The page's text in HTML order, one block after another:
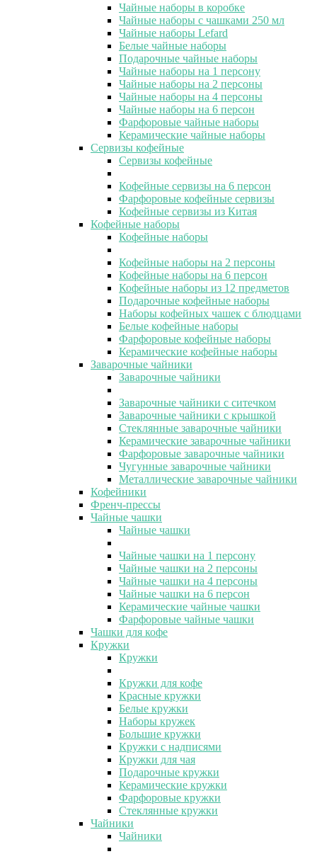
Чайные наборы в коробке
Чайные наборы с чашками 250 мл
Чайные наборы Lefard
Белые чайные наборы
Подарочные чайные наборы
Чайные наборы на 1 персону
Чайные наборы на 2 персоны
Чайные наборы на 4 персоны
Чайные наборы на 6 персон
Фарфоровые чайные наборы
Керамические чайные наборы
Сервизы кофейные
Сервизы кофейные
Кофейные сервизы на 6 персон
Фарфоровые кофейные сервизы
Кофейные сервизы из Китая
Кофейные наборы
Кофейные наборы
Кофейные наборы на 2 персоны
Кофейные наборы на 6 персон
Кофейные наборы из 12 предметов
Подарочные кофейные наборы
Наборы кофейных чашек с блюдцами
Белые кофейные наборы
Фарфоровые кофейные наборы
Керамические кофейные наборы
Заварочные чайники
Заварочные чайники
Заварочные чайники с ситечком
Заварочные чайники с крышкой
Стеклянные заварочные чайники
Керамические заварочные чайники
Фарфоровые заварочные чайники
Чугунные заварочные чайники
Металлические заварочные чайники
Кофейники
Френч-прессы
Чайные чашки
Чайные чашки
Чайные чашки на 1 персону
Чайные чашки на 2 персоны
Чайные чашки на 4 персоны
Чайные чашки на 6 персон
Керамические чайные чашки
Фарфоровые чайные чашки
Чашки для кофе
Кружки
Кружки
Кружки для кофе
Красные кружки
Белые кружки
Наборы кружек
Большие кружки
Кружки с надписями
Кружки для чая
Подарочные кружки
Керамические кружки
Фарфоровые кружки
Стеклянные кружки
Чайники
Чайники